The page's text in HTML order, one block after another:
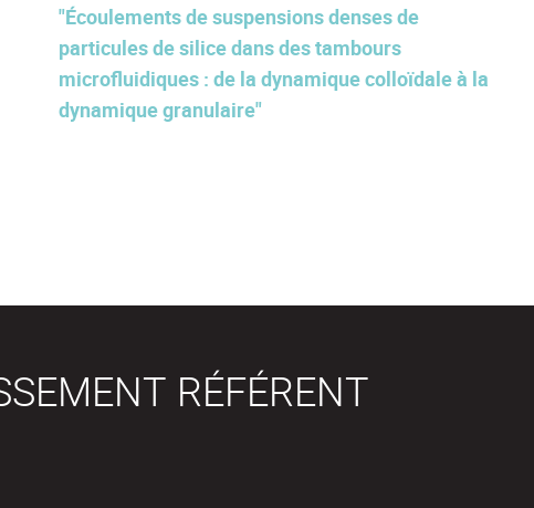
"Écoulements de suspensions denses de
particules de silice dans des tambours
microfluidiques : de la dynamique colloïdale à la
dynamique granulaire"
RÉFÉRENT